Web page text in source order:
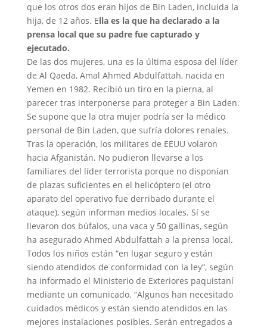
que los otros dos eran hijos de Bin Laden, incluida la
hija, de 12 años. Ella es la que ha declarado a la
prensa local que su padre fue capturado y
ejecutado.
De las dos mujeres, una es la última esposa del líder
de Al Qaeda, Amal Ahmed Abdulfattah, nacida en
Yemen en 1982. Recibió un tiro en la pierna, al
parecer tras interponerse para proteger a Bin Laden.
Se supone que la otra mujer podría ser la médico
personal de Bin Laden, que sufría dolores renales.
Tras la operación, los militares de EEUU volaron
hacia Afganistán. No pudieron llevarse a los
familiares del líder terrorista porque no disponían
de plazas suficientes en el helicóptero (el otro
aparato del operativo fue derribado durante el
ataque), según informan medios locales. Sí se
llevaron dos búfalos, una vaca y 50 gallinas, según
ha asegurado Ahmed Abdulfattah a la prensa local.
Todos los niños están “en lugar seguro y están
siendo atendidos de conformidad con la ley”, según
ha informado el Ministerio de Exteriores paquistaní
mediante un comunicado. “Algunos han necesitado
cuidados médicos y están siendo atendidos en las
mejores instalaciones posibles. Serán entregados a